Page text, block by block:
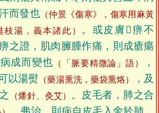
而發也 （仲景《傷寒》，傷寒用麻黃
湯，義本諸此）
。或皮膚𤺽痹不
之證，肌肉臃腫作痛，則成瘡瘍
成而變也 （「脈要精微論」語）
，
以湯熨 （藥湯熏洗，藥袋熏烙）
，及
（燔針、灸艾）
。皮毛者，肺之合